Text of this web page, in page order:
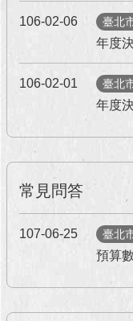
106-02-06 臺北
年度
106-02-01 臺北
年度
常見問答
107-06-25 臺北
預算